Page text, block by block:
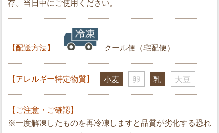
存。当日中にご使用ください。
【配送方法】 クール便（宅配便）
【アレルギー特定物質】 小麦 卵 乳 大豆
【ご注意・ご確認】
※一度解凍したものを再冷凍しますと品質が劣化する恐れ